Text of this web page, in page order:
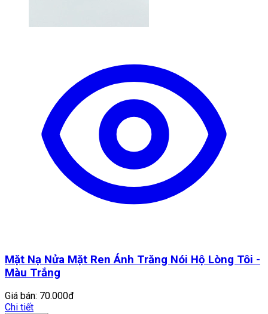
Mặt Nạ Nửa Mặt Ren Ánh Trăng Nói Hộ Lòng Tôi -
Màu Trắng
Giá bán: 70.000đ
Chi tiết